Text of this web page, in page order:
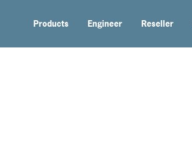
Products Engineer Reseller